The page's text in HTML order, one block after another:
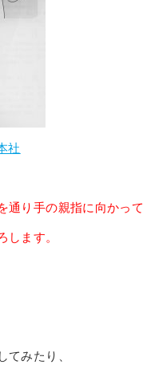
社
通り手の親指に向かって
します。
てみたり、